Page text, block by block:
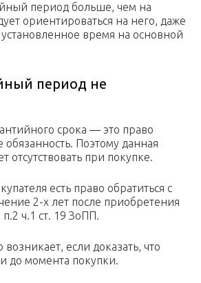
период больше, чем на
ориентироваться на него, даже
время на основной
период не
срока — это право
обязанность. Поэтому данная
при покупке.
есть право обратиться с
2-х лет после приобретения
п.2 ч.1 ст. 19 ЗоПП.
если доказать, что
до момента покупки.